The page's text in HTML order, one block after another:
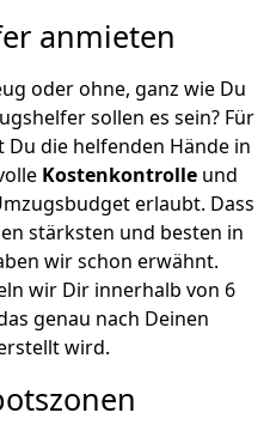
anmieten
oder ohne, ganz wie Du
sollen es sein? Für
die helfenden Hände in
Kostenkontrolle und
erlaubt. Dass
stärksten und besten in
wir schon erwähnt.
wir Dir innerhalb von 6
genau nach Deinen
wird.